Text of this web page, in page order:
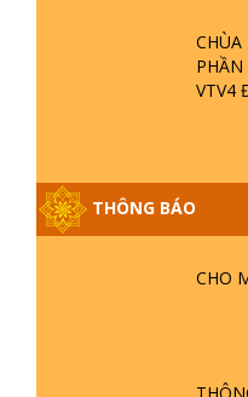
VTV4
THÔNG BÁO
CHO
NĂM
HOA
ĐƯỢC